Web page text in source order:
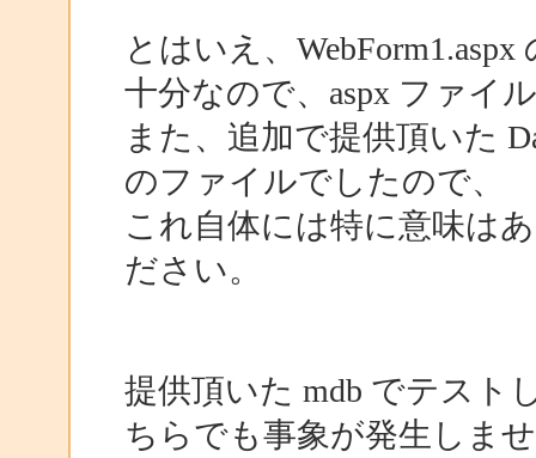
とはいえ、
十分なので、aspx ファイ
また、追加で提供頂いた
のファイルでしたので、
これ自体には特に意味は
ださい。
提供頂いた mdb でテスト
ちらでも事象が発生しま